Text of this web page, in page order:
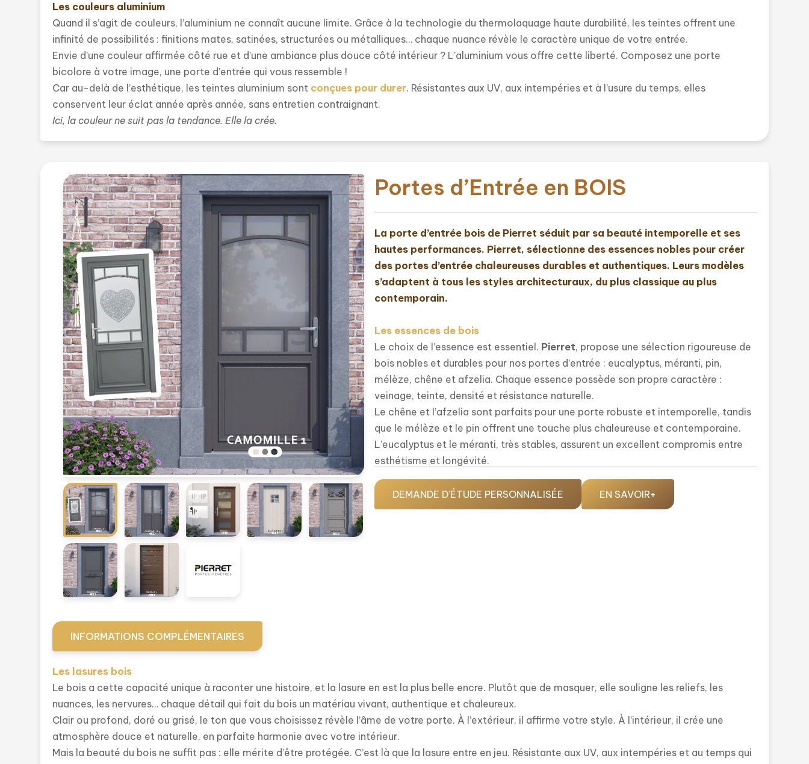
Les couleurs aluminium
Quand il s’agit de couleurs, l’aluminium ne connaît aucune limite. Grâce à la technologie du thermolaquage haute durabilité, les teintes offrent une
infinité de possibilités : finitions mates, satinées, structurées ou métalliques… chaque nuance révèle le caractère unique de votre entrée.
Envie d’une couleur affirmée côté rue et d’une ambiance plus douce côté intérieur ? L’aluminium vous offre cette liberté. Composez une porte
bicolore à votre image, une porte d’entrée qui vous ressemble !
Car au-delà de l’esthétique, les teintes aluminium sont conçues pour durer. Résistantes aux UV, aux intempéries et à l’usure du temps, elles
conservent leur éclat année après année, sans entretien contraignant.
Ici, la couleur ne suit pas la tendance. Elle la crée.
Portes d’Entrée en BOIS
La porte d’entrée bois de Pierret séduit par sa beauté intemporelle et ses
hautes performances. Pierret, sélectionne des essences nobles pour créer
des portes d’entrée chaleureuses durables et authentiques. Leurs modèles
s’adaptent à tous les styles architecturaux, du plus classique au plus
contemporain.
Les essences de bois
Le choix de l’essence est essentiel. Pierret, propose une sélection rigoureuse de
bois nobles et durables pour nos portes d’entrée : eucalyptus, méranti, pin,
mélèze, chêne et afzelia. Chaque essence possède son propre caractère :
veinage, teinte, densité et résistance naturelle.
Le chêne et l’afzelia sont parfaits pour une porte robuste et intemporelle, tandis
que le mélèze et le pin offrent une touche plus chaleureuse et contemporaine.
L’eucalyptus et le méranti, très stables, assurent un excellent compromis entre
esthétisme et longévité.
Toutes les essences sont issues de forêts gérées durablement (FSC) et
sélectionnées pour leur excellente tenue face aux intempéries, aux variations
climatiques et au temps.
DEMANDE D'ÉTUDE PERSONNALISÉE EN SAVOIR+
INFORMATIONS COMPLÉMENTAIRES
Les lasures bois
Le bois a cette capacité unique à raconter une histoire, et la lasure en est la plus belle encre. Plutôt que de masquer, elle souligne les reliefs, les
nuances, les nervures… chaque détail qui fait du bois un matériau vivant, authentique et chaleureux.
Clair ou profond, doré ou grisé, le ton que vous choisissez révèle l’âme de votre porte. À l’extérieur, il affirme votre style. À l’intérieur, il crée une
atmosphère douce et naturelle, en parfaite harmonie avec votre intérieur.
Mais la beauté du bois ne suffit pas : elle mérite d’être protégée. C’est là que la lasure entre en jeu. Résistante aux UV, aux intempéries et au temps qui